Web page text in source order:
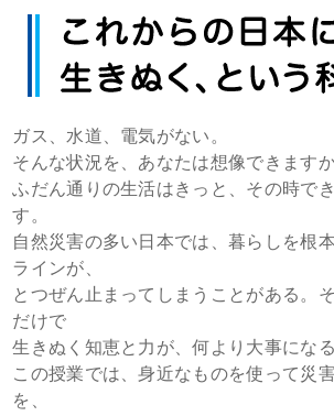
ガス、水道、電気がない。
そんな状況を、あなたは想像できますか
ふだん通りの生活はきっと、その時で
す。
自然災害の多い日本では、暮らしを根
ラインが、
とつぜん止まってしまうことがある。
だけで
生きぬく知恵と力が、何より大事になる
この授業では、身近なものを使って災
を、